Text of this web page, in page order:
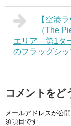
【空港
（The
エリア 第1タ
のフラッグシ
コメントをど
メールアドレスが公
須項目です